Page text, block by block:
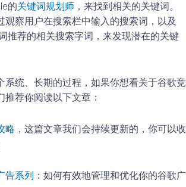
的关键词规划师 ，来找到相关的关键词。
观察用户在搜索栏中输入的搜索词，以及
推荐的相关搜索字词，来发现潜在的关键
系统、长期的过程，如果你想看关于谷歌竞
荐你阅读以下文章：
略 ，这篇文章我们会持续更新的，你可以收
告系列 ：如何有效地管理和优化你的谷歌广